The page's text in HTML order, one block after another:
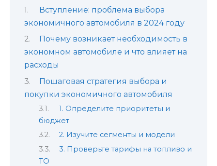
Вступление: проблема выбора
экономичного автомобиля в 2024 году
Почему возникает необходимость в
экономном автомобиле и что влияет на
расходы
Пошаговая стратегия выбора и
покупки экономичного автомобиля
1. Определите приоритеты и
бюджет
2. Изучите сегменты и модели
3. Проверьте тарифы на топливо и
ТО